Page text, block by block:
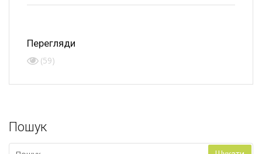
Перегляди
(59)
Пошук
Пошук: